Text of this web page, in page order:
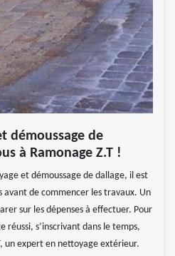
démoussage de
à Ramonage Z.T !
et démoussage de dallage, il est
avant de commencer les travaux. Un
sur les dépenses à effectuer. Pour
réussi, s’inscrivant dans le temps,
un expert en nettoyage extérieur.